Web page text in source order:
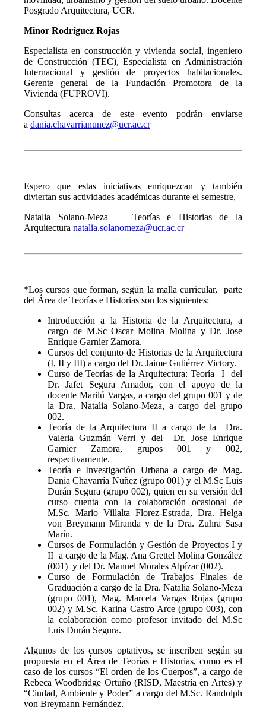
Posgrado Arquitectura, UCR.
Minor Rodríguez Rojas
Especialista en construcción y vivienda social, ingeniero
de Construcción (TEC), Especialista en Administración
Internacional y gestión de proyectos habitacionales.
Gerente general de la Fundación Promotora de la
Vivienda (FUPROVI).
Consultas acerca de este evento podrán enviarse
a dania.chavarrianunez@ucr.ac.cr
Espero que estas iniciativas enriquezcan y también
diviertan sus actividades académicas durante el semestre,
Natalia Solano-Meza | Teorías e Historias de la
Arquitectura natalia.solanomeza@ucr.ac.cr
*Los cursos que forman, según la malla curricular, parte
del Área de Teorías e Historias son los siguientes:
Introducción a la Historia de la Arquitectura, a
cargo de M.Sc Oscar Molina Molina y Dr. Jose
Enrique Garnier Zamora.
Cursos del conjunto de Historias de la Arquitectura
(I, II y III) a cargo del Dr. Jaime Gutiérrez Victory.
Curso de Teorías de la Arquitectura: Teoría I del
Dr. Jafet Segura Amador, con el apoyo de la
docente Marilú Vargas, a cargo del grupo 001 y de
la Dra. Natalia Solano-Meza, a cargo del grupo
002.
Teoría de la Arquitectura II a cargo de la Dra.
Valeria Guzmán Verri y del Dr. Jose Enrique
Garnier Zamora, grupos 001 y 002,
respectivamente.
Teoría e Investigación Urbana a cargo de Mag.
Dania Chavarría Nuñez (grupo 001) y el M.Sc Luis
Durán Segura (grupo 002), quien en su versión del
curso cuenta con la colaboración ocasional de
M.Sc. Mario Villalta Florez-Estrada, Dra. Helga
von Breymann Miranda y de la Dra. Zuhra Sasa
Marín.
Cursos de Formulación y Gestión de Proyectos I y
II a cargo de la Mag. Ana Grettel Molina González
(001) y del Dr. Manuel Morales Alpízar (002).
Curso de Formulación de Trabajos Finales de
Graduación a cargo de la Dra. Natalia Solano-Meza
(grupo 001), Mag. Marcela Vargas Rojas (grupo
002) y M.Sc. Karina Castro Arce (grupo 003), con
la colaboración como profesor invitado del M.Sc
Luis Durán Segura.
Algunos de los cursos optativos, se inscriben según su
propuesta en el Área de Teorías e Historias, como es el
caso de los cursos “El orden de los Cuerpos”, a cargo de
Rebeca Woodbridge Ortuño (RISD, Maestría en Artes) y
“Ciudad, Ambiente y Poder” a cargo del M.Sc. Randolph
von Breymann Fernández.